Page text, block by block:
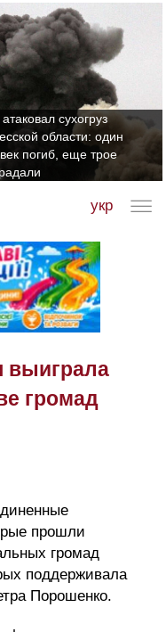
сухогруз
области: один
погиб, еще трое
укр
выиграла
громад
прошли
громад
поддерживала
Порошенко.